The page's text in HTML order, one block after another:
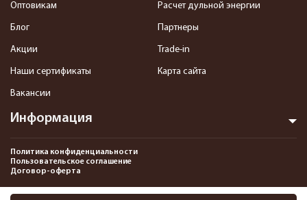
Информация
Оптовикам
Блог
Акции
Наши сертификаты
Вакансии
Расчет дульной энергии
Партнеры
Trade-in
Карта сайта
Политика конфиденциальности
Пользовательское соглашение
Договор-оферта
2013-2026 Интернет-магазин пневматики, страйкбола и снаряжения–